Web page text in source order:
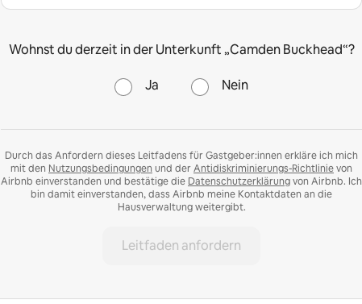
Wohnst du derzeit in der Unterkunft „Camden Buckhead“?
Ja Nein
Durch das Anfordern dieses Leitfadens für Gastgeber:innen erkläre ich mich
mit den Nutzungsbedingungen und der Antidiskriminierungs-Richtlinievon
Airbnb einverstanden und bestätige die Datenschutzerklärungvon Airbnb. Ich
bin damit einverstanden, dass Airbnb meine Kontaktdaten an die
Hausverwaltung weitergibt.
Leitfaden anfordern